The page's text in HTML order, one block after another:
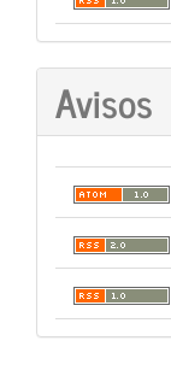
Avisos